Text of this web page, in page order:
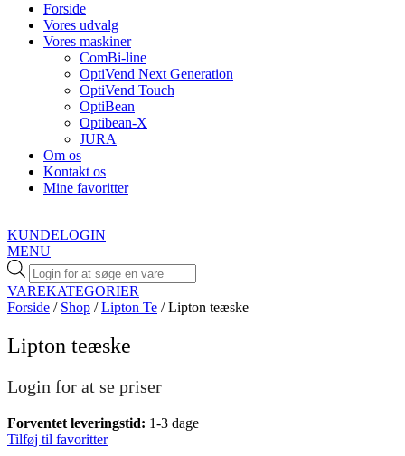
Forside
Vores udvalg
Vores maskiner
ComBi-line
OptiVend Next Generation
OptiVend Touch
OptiBean
Optibean-X
JURA
Om os
Kontakt os
Mine favoritter
KUNDELOGIN
MENU
Products
search
VAREKATEGORIER
Forside / Shop /Lipton Te / Lipton teæske
Lipton teæske
Login for at se priser
Forventet leveringstid: 1-3 dage
Tilføj til favoritter